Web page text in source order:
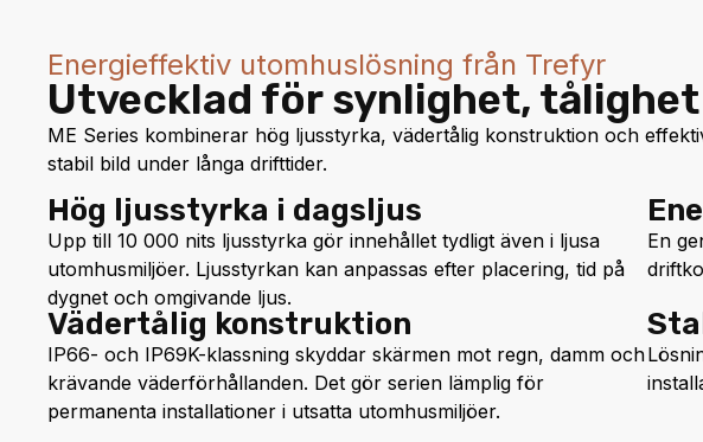
Energieffektiv utomhuslösning från Trefyr
Utvecklad för synlighet,
ME Series kombinerar hög ljusstyrka, vädertålig konstruktion och
stabil bild under långa drifttider.
Hög ljusstyrka i dagsljus
Upp till 10 000 nits ljusstyrka gör innehållet tydligt även i ljusa
utomhusmiljöer. Ljusstyrkan kan anpassas efter placering, tid på
dygnet och omgivande ljus.
En
Vädertålig konstruktion
IP66- och IP69K-klassning skyddar skärmen mot regn, damm och
krävande väderförhållanden. Det gör serien lämplig för
permanenta installationer i utsatta utomhusmiljöer.